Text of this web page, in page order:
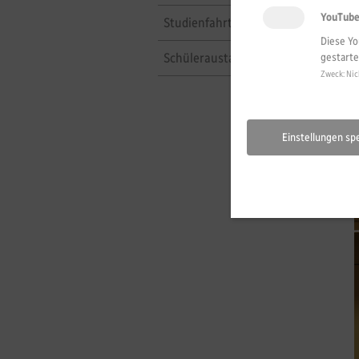
Studienfahrten nach Assisi
Schüleraustausch
YouTube
Diese
Zweck:
Einstellungen